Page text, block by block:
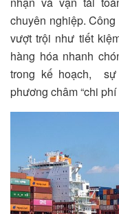
chuyên nghiệp.
vượt trội như tiết
hàng hóa nhanh
trong kế hoạch,
phương châm “chi